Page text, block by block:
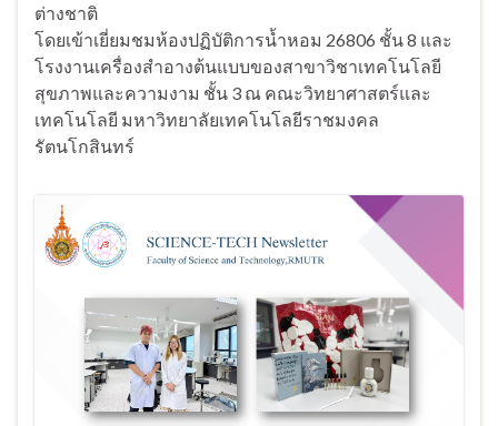
ต่างชาติ
โดยเข้าเยี่ยมชมห้องปฏิบัติการน้ำหอม 26806 ชั้น 8 และ
โรงงานเครื่องสำอางต้นแบบของสาขาวิชาเทคโนโลยี
สุขภาพและความงาม ชั้น 3 ณ คณะวิทยาศาสตร์และ
เทคโนโลยี มหาวิทยาลัยเทคโนโลยีราชมงคล
รัตนโกสินทร์